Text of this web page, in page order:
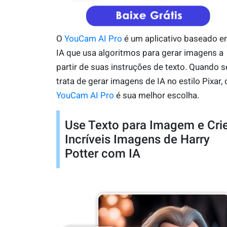
O YouCam AI Pro é um aplicativo baseado
IA que usa algoritmos para gerar imagens a
partir de suas instruções de texto. Quando
trata de gerar imagens de IA no estilo Pixar,
YouCam AI Pro é sua melhor escolha.
Use Texto para Imagem e
Incríveis Imagens de Harry
Potter com IA